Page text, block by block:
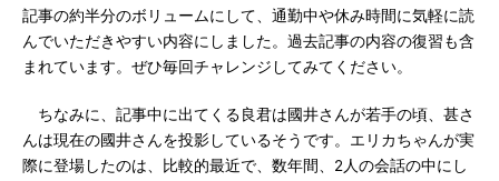
記事の約半分のボリュームにして、通勤中や休み時間に気軽に読
んでいただきやすい内容にしました。過去記事の内容の復習も含
まれています。ぜひ毎回チャレンジしてみてください。
ちなみに、記事中に出てくる良君は國井さんが若手の頃、甚さ
んは現在の國井さんを投影しているそうです。エリカちゃんが実
際に登場したのは、比較的最近で、数年間、2人の会話の中にし